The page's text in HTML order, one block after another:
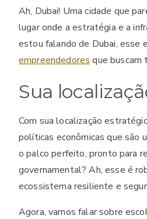
Ah, Dubai! Uma cidade que
lugar onde a estratégia e a
estou falando de Dubai, esse
empreendedores que buscam
Sua
Com sua localização
políticas econômicas que são
o palco perfeito, pronto para
governamental? Ah, esse é
ecossistema resiliente e
Agora, vamos falar sobre